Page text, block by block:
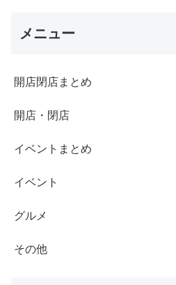
メニュー
開店閉店まとめ
開店・閉店
イベントまとめ
イベント
グルメ
その他